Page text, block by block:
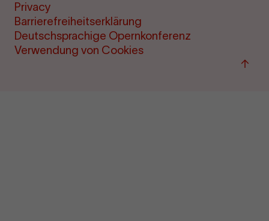
Privacy
Barrierefreiheitserklärung
Deutschsprachige Opernkonferenz
Verwendung von Cookies
Back